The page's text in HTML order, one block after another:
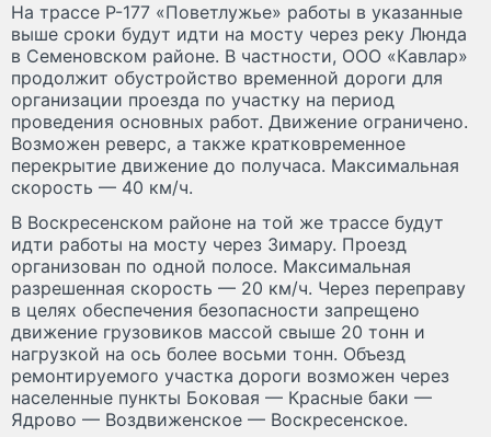
На трассе Р-177 «Поветлужье» работы в указанные
выше сроки будут идти на мосту через реку Люнда
в Семеновском районе. В частности, ООО «Кавлар»
продолжит обустройство временной дороги для
организации проезда по участку на период
проведения основных работ. Движение ограничено.
Возможен реверс, а также кратковременное
перекрытие движение до получаса. Максимальная
скорость — 40 км/ч.
В Воскресенском районе на той же трассе будут
идти работы на мосту через Зимару. Проезд
организован по одной полосе. Максимальная
разрешенная скорость — 20 км/ч. Через переправу
в целях обеспечения безопасности запрещено
движение грузовиков массой свыше 20 тонн и
нагрузкой на ось более восьми тонн. Объезд
ремонтируемого участка дороги возможен через
населенные пункты Боковая — Красные баки —
Ядрово — Воздвиженское — Воскресенское.